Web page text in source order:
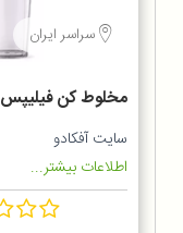
سراسر ایران
مخلوط کن فيليپس HR3573
سایت آفکادو
اطلاعات بیشتر...